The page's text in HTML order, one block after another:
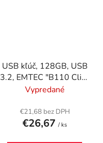
USB kľúč, 128GB, USB
3.2, EMTEC "B110 Click
Easy", čierna-fialová
Vypredané
€21,68 bez DPH
€26,67 / ks